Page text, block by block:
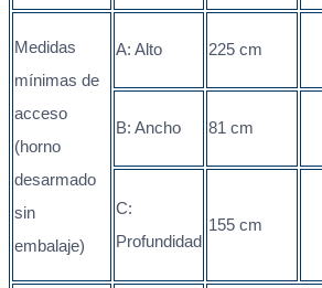
Medidas
mínimas de
acceso
(horno
desarmado
sin
embalaje)
A: Alto 225 cm
B: Ancho 81 cm
C:
Profundidad
155 cm